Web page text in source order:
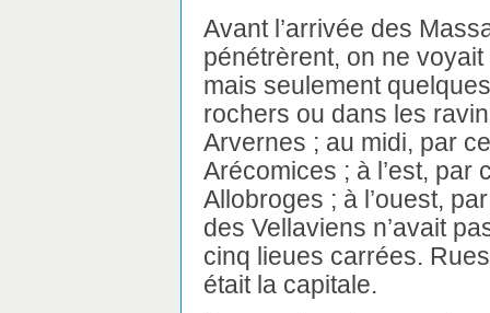
Avant l’arrivée des
pénétrèrent, on ne
mais seulement
rochers ou dans les
Arvernes ; au midi, par
Arécomices ; à l’est, par
Allobroges ; à l’ouest,
des Vellaviens n’avait
cinq lieues carrées.
était la capitale.